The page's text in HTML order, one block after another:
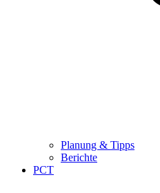
Planung & Tipps
Berichte
PCT